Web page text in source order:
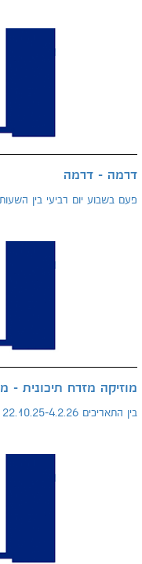
דרמה - דרמה
פעם בשבוע יום רביעי בין השעות 16:30-17:30. עם המדריכה סימה נבעה . ...
מוזיקה מזרח תיכונית -
בין התאריכים 22.10.25-4.2.26 30 ש"ח לחודש